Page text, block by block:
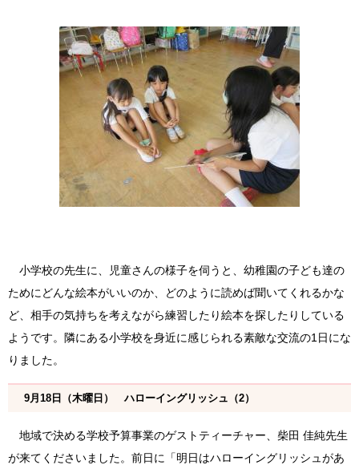
小学校の先生に、児童さんの様子を伺うと、幼稚園の子ども達の
ためにどんな絵本がいいのか、どのように読めば聞いてくれるかな
ど、相手の気持ちを考えながら練習したり絵本を探したりしている
ようです。隣にある小学校を身近に感じられる素敵な交流の1日にな
りました。
9月18日（木曜日） ハローイングリッシュ（2）
地域で決める学校予算事業のゲストティーチャー、柴田 佳純先生
が来てくださいました。前日に「明日はハローイングリッシュがあ